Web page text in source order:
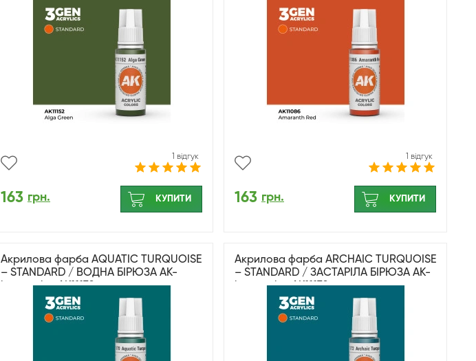
1 відгук
163 грн. КУПИТИ
interactive AK11086
1 відгук
163 грн. КУПИТИ
Акрилова фарба AQUATIC TURQUOISE
– STANDARD / ВОДНА БІРЮЗА AK-
interactive AK11170
Акрилова фарба ARCHAIC TURQUOISE
– STANDARD / ЗАСТАРІЛА БІРЮЗА AK-
interactive AK11172